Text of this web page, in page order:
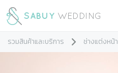
รวมสินค้าและบริการ ช่างแต่งหน้า